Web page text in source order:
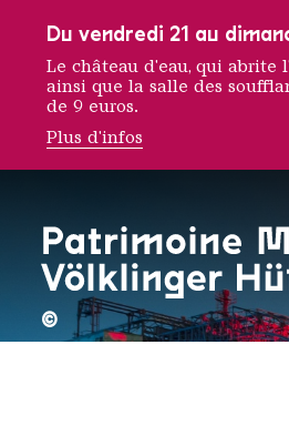
©
Du vendredi 21 au
Le château d'eau, qui abrite
ainsi que la salle des
de 9 euros.
Plus d'infos